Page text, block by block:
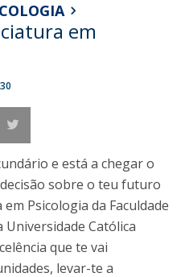
em
e está a chegar o
sobre o teu futuro
Psicologia da Faculdade
Universidade Católica
que te vai
levar-te a